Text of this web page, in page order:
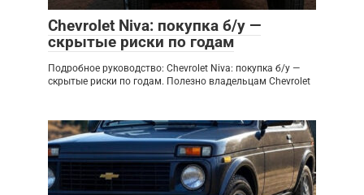
Chevrolet Niva: покупка б/у —
скрытые риски по годам
Подробное руководство: Chevrolet Niva: покупка б/у —
скрытые риски по годам. Полезно владельцам Chevrolet